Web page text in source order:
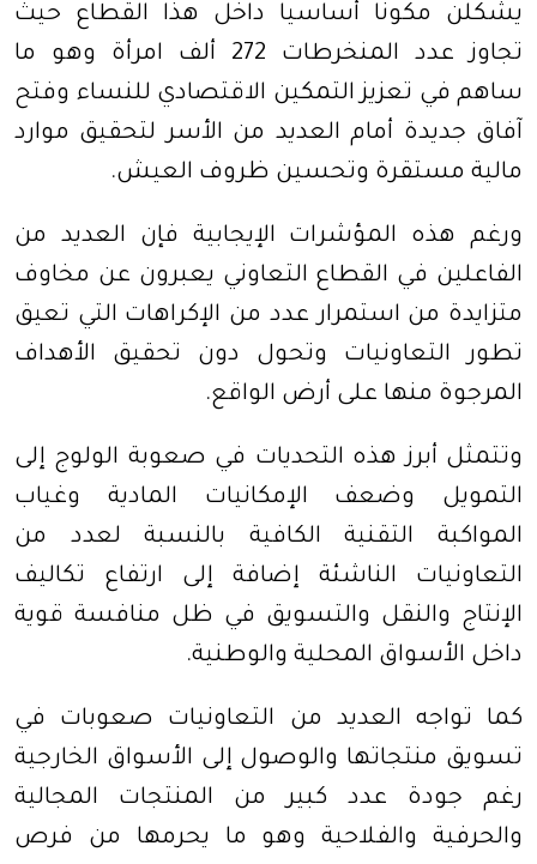
يشكلن مكونا أساسيا داخل هذا القطاع حيث
تجاوز عدد المنخرطات 272 ألف امرأة وهو ما
ساهم في تعزيز التمكين الاقتصادي للنساء وفتح
آفاق جديدة أمام العديد من الأسر لتحقيق موارد
مالية مستقرة وتحسين ظروف العيش.
ورغم هذه المؤشرات الإيجابية فإن العديد من
الفاعلين في القطاع التعاوني يعبرون عن مخاوف
متزايدة من استمرار عدد من الإكراهات التي تعيق
تطور التعاونيات وتحول دون تحقيق الأهداف
المرجوة منها على أرض الواقع.
وتتمثل أبرز هذه التحديات في صعوبة الولوج إلى
التمويل وضعف الإمكانيات المادية وغياب
المواكبة التقنية الكافية بالنسبة لعدد من
التعاونيات الناشئة إضافة إلى ارتفاع تكاليف
الإنتاج والنقل والتسويق في ظل منافسة قوية
داخل الأسواق المحلية والوطنية.
كما تواجه العديد من التعاونيات صعوبات في
تسويق منتجاتها والوصول إلى الأسواق الخارجية
رغم جودة عدد كبير من المنتجات المجالية
والحرفية والفلاحية وهو ما يحرمها من فرص